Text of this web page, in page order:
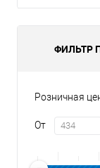
ФИЛЬТР
Розничная
От